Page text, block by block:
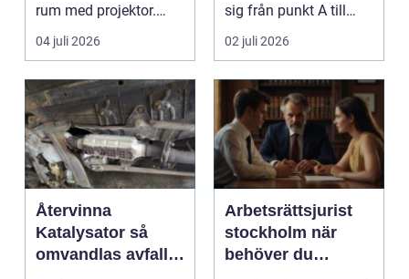
rum med projektor.
Företag letar efter
plats...
04 juli 2026
sig från punkt A till
punkt B. M...
02 juli 2026
Återvinna
Katalysator så
omvandlas avfall
Arbetsrättsjurist
stockholm när
behöver du